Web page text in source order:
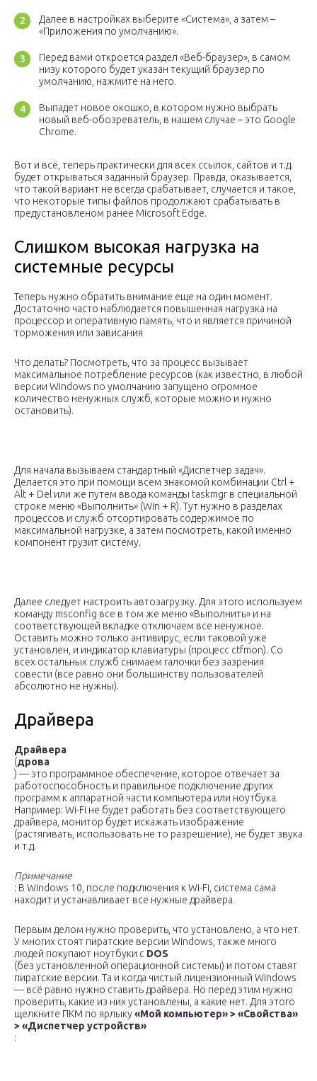
Далее в настройках выберите «Система», а затем –
«Приложения по умолчанию».
Перед вами откроется раздел «Веб-браузер», в самом
низу которого будет указан текущий браузер по
умолчанию, нажмите на него.
Выпадет новое окошко, в котором нужно выбрать
новый веб-обозреватель, в нашем случае – это Google
Chrome.
Вот и всё, теперь практически для всех ссылок, сайтов и т.д.
будет открываться заданный браузер. Правда, оказывается,
что такой вариант не всегда срабатывает, случается и такое,
что некоторые типы файлов продолжают срабатывать в
предустановленом ранее Microsoft Edge.
Слишком высокая нагрузка на
системные ресурсы
Теперь нужно обратить внимание еще на один момент.
Достаточно часто наблюдается повышенная нагрузка на
процессор и оперативную память, что и является причиной
торможения или зависания
Что делать? Посмотреть, что за процесс вызывает
максимальное потребление ресурсов (как известно, в любой
версии Windows по умолчанию запущено огромное
количество ненужных служб, которые можно и нужно
остановить).
Для начала вызываем стандартный «Диспетчер задач».
Делается это при помощи всем знакомой комбинации Ctrl +
Alt + Del или же путем ввода команды taskmgr в специальной
строке меню «Выполнить» (Win + R). Тут нужно в разделах
процессов и служб отсортировать содержимое по
максимальной нагрузке, а затем посмотреть, какой именно
компонент грузит систему.
Далее следует настроить автозагрузку. Для этого используем
команду msconfig все в том же меню «Выполнить» и на
соответствующей вкладке отключаем все ненужное.
Оставить можно только антивирус, если таковой уже
установлен, и индикатор клавиатуры (процесс ctfmon). Со
всех остальных служб снимаем галочки без зазрения
совести (все равно они большинству пользователей
абсолютно не нужны).
Драйвера
Драйвера
(дрова
) — это программное обеспечение, которое отвечает за
работоспособность и правильное подключение других
программ к аппаратной части компьютера или ноутбука.
Например: Wi-Fi не будет работать без соответствующего
драйвера, монитор будет искажать изображение
(растягивать, использовать не то разрешение), не будет звука
и т.д.
Примечание
: В Windows 10, после подключения к Wi-Fi, система сама
находит и устанавливает все нужные драйвера.
Первым делом нужно проверить, что установлено, а что нет.
У многих стоят пиратские версии Windows, также много
людей покупают ноутбуки с DOS
(без установленной операционной системы) и потом ставят
пиратские версии. Та и когда чистый лицензионный Windows
— всё равно нужно ставить драйвера. Но перед этим нужно
проверить, какие из них установлены, а какие нет. Для этого
щелкните ПКМ по ярлыку«Мой компьютер» > «Свойства»
> «Диспетчер устройств»
: